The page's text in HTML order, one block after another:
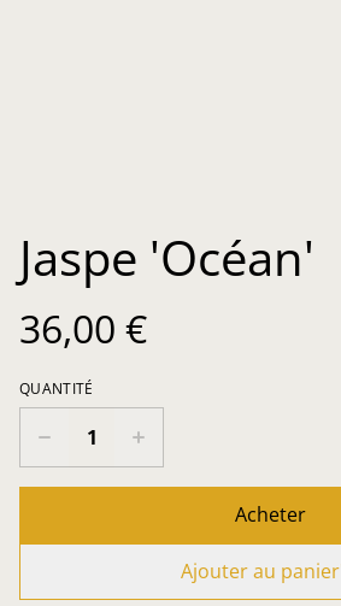
Jaspe 'Océan'
36,00 €
QUANTITÉ
Acheter
Ajouter au panier